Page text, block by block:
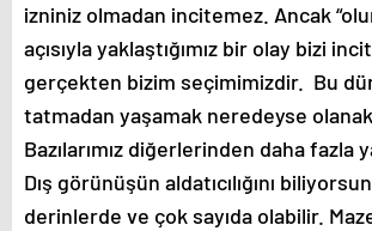
izniniz olmadan incitemez. Ancak
açısıyla yaklaştığımız bir olay bizi
gerçekten bizim seçimimizdir. Bu
tatmadan yaşamak neredeyse
Bazılarımız diğerlerinden daha fazla
Dış görünüşün aldatıcılığını
derinlerde ve çok sayıda olabilir.